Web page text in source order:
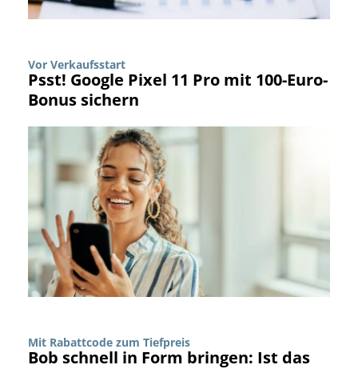
Vor Verkaufsstart
Psst! Google Pixel 11 Pro mit 100-Euro-
Bonus sichern
Mit Rabattcode zum Tiefpreis
Bob schnell in Form bringen: Ist das